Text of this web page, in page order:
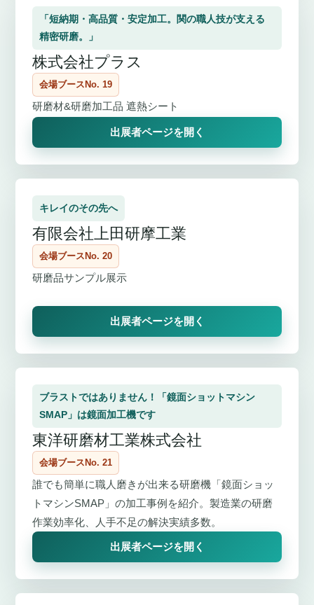
「短納期・高品質・安定加工。関の職人技が支える
精密研磨。」
株式会社プラス
会場ブースNo. 19
研磨材&研磨加工品 遮熱シート
出展者ページを開く
キレイのその先へ
有限会社上田研摩工業
会場ブースNo. 20
研磨品サンプル展示
出展者ページを開く
ブラストではありません！「鏡面ショットマシン
SMAP」は鏡面加工機です
東洋研磨材工業株式会社
会場ブースNo. 21
誰でも簡単に職人磨きが出来る研磨機「鏡面ショッ
トマシンSMAP」の加工事例を紹介。製造業の研磨
作業効率化、人手不足の解決実績多数。
出展者ページを開く